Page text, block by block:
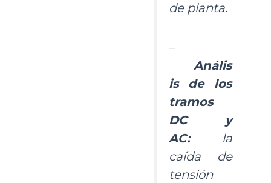
de planta.
–
Anális
is de los
tramos
DC y
AC:la
caída de
tensión